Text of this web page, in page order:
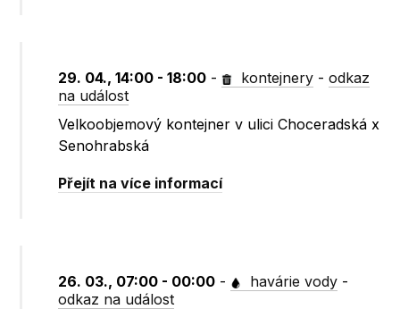
29. 04., 14:00 - 18:00 - kontejnery -odkaz
na událost
Velkoobjemový kontejner v ulici Choceradská x
Senohrabská
Přejít na více informací
26. 03., 07:00 - 00:00 - havárie vody -
odkaz na událost